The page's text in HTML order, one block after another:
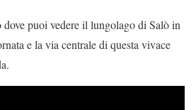
puoi vedere il lungolago di Salò in
e la via centrale di questa vivace